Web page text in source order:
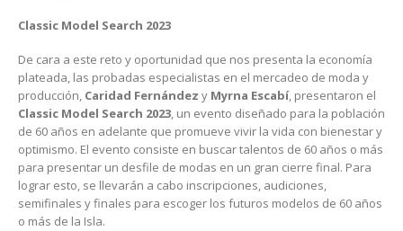
Classic Model Search 2023
De cara a este reto y oportunidad que nos presenta la economía
plateada, las probadas especialistas en el mercadeo de moda y
producción, Caridad Fernández y Myrna Escabí, presentaron el
Classic Model Search 2023, un evento diseñado para la población
de 60 años en adelante que promueve vivir la vida con bienestar y
optimismo. El evento consiste en buscar talentos de 60 años o más
para presentar un desfile de modas en un gran cierre final. Para
lograr esto, se llevarán a cabo inscripciones, audiciones,
semifinales y finales para escoger los futuros modelos de 60 años
o más de la Isla.